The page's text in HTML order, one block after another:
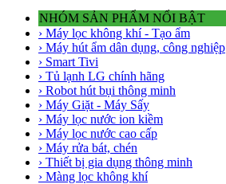
NHÓM SẢN PHẨM NỔI BẬT
› Máy lọc không khí - Tạo ẩm
› Máy hút ẩm dân dụng, công nghiệp
› Smart Tivi
› Tủ lạnh LG chính hãng
› Robot hút bụi thông minh
› Máy Giặt - Máy Sấy
› Máy lọc nước ion kiềm
› Máy lọc nước cao cấp
› Máy rửa bát, chén
› Thiết bị gia dụng thông minh
› Màng lọc không khí